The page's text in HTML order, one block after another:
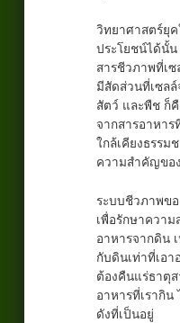
วิทยาศาสตร์ยุ
ประโยชน์ได้นั้
สารชีวภาพที่เ
มีสัดส่วนที่เซล
สัตว์ และพืช ก็
จากสารอาหา
ใกล้เคียงธรร
ความสำคัญขอ
ระบบชีวภาพข
เพื่อรักษาควา
อาหารจากดิน
กับดินเท่าที่เอ
ต้องคืนแร่ธาตุ
อาหารที่เรากิ
ดังที่เป็นอยู่